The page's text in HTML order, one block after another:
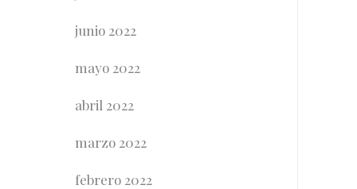
junio 2022
mayo 2022
abril 2022
marzo 2022
febrero 2022